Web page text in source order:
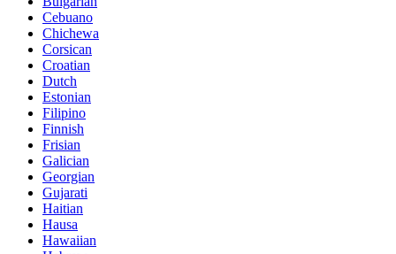
Cebuano
Chichewa
Corsican
Croatian
Dutch
Estonian
Filipino
Finnish
Frisian
Galician
Georgian
Gujarati
Haitian
Hausa
Hawaiian